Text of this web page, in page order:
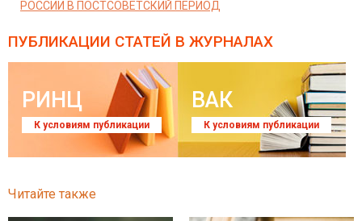
РОССИИ В ПОСТСОВЕТСКИЙ ПЕРИОД
ПУБЛИКАЦИИ СТАТЕЙ В ЖУРНАЛАХ
РИНЦ
К условиям публикации
ВАК
К условиям публикации
Читайте также